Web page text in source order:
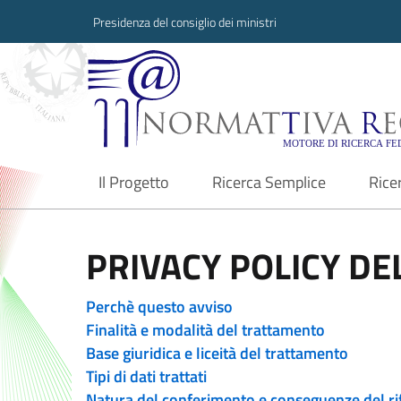
Presidenza del consiglio dei ministri
Normattiva
Il Progetto
current Ricerca Semplice
PRIVACY POLICY
Perchè questo avviso
Finalità e modalità del trattamento
Base giuridica e liceità del trattamento
Tipi di dati trattati